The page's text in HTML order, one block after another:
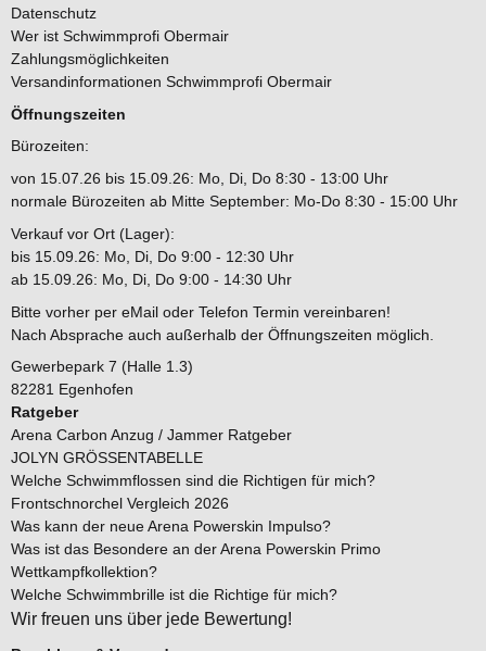
Datenschutz
Wer ist Schwimmprofi Obermair
Zahlungsmöglichkeiten
Versandinformationen Schwimmprofi Obermair
Öffnungszeiten
Bürozeiten:
von 15.07.26 bis 15.09.26: Mo, Di, Do 8:30 - 13:00 Uhr
normale Bürozeiten ab Mitte September: Mo-Do 8:30 - 15:00 Uhr
Verkauf vor Ort (Lager):
bis 15.09.26: Mo, Di, Do 9:00 - 12:30 Uhr
ab 15.09.26: Mo, Di, Do 9:00 - 14:30 Uhr
Bitte vorher per eMail oder Telefon Termin vereinbaren!
Nach Absprache auch außerhalb der Öffnungszeiten möglich.
Gewerbepark 7 (Halle 1.3)
82281 Egenhofen
Ratgeber
Arena Carbon Anzug / Jammer Ratgeber
JOLYN GRÖSSENTABELLE
Welche Schwimmflossen sind die Richtigen für mich?
Frontschnorchel Vergleich 2026
Was kann der neue Arena Powerskin Impulso?
Was ist das Besondere an der Arena Powerskin Primo
Wettkampfkollektion?
Welche Schwimmbrille ist die Richtige für mich?
Wir freuen uns über jede Bewertung!